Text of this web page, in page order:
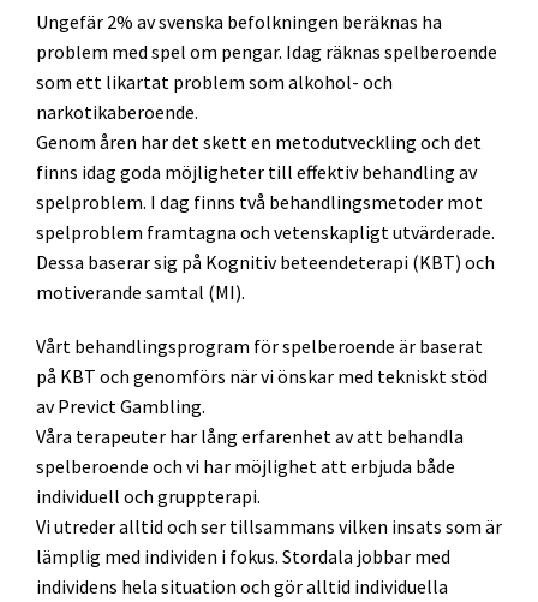
Ungefär 2% av svenska befolkningen beräknas ha
problem med spel om pengar. Idag räknas spelberoende
som ett likartat problem som alkohol- och
narkotikaberoende.
Genom åren har det skett en metodutveckling och det
finns idag goda möjligheter till effektiv behandling av
spelproblem. I dag finns två behandlingsmetoder mot
spelproblem framtagna och vetenskapligt utvärderade.
Dessa baserar sig på Kognitiv beteendeterapi (KBT) och
motiverande samtal (MI).
Vårt behandlingsprogram för spelberoende är baserat
på KBT och genomförs när vi önskar med tekniskt stöd
av Previct Gambling.
Våra terapeuter har lång erfarenhet av att behandla
spelberoende och vi har möjlighet att erbjuda både
individuell och gruppterapi.
Vi utreder alltid och ser tillsammans vilken insats som är
lämplig med individen i fokus. Stordala jobbar med
individens hela situation och gör alltid individuella